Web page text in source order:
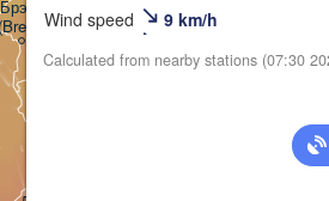
Wind speed 9 km/h
Calculated from nearby stations (07:30
Житомир
Пінск
(Pinsk)
Брэст